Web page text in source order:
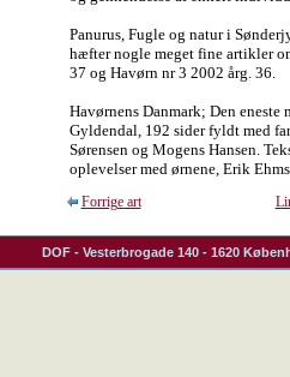
Panurus, Fugle og natur i
hæfter nogle meget fine artikler
37 og Havørn nr 3 2002 årg. 36.
Havørnens Danmark; Den
Gyldendal, 192 sider fyldt med
Sørensen og Mogens Hansen.
oplevelser med ørnene, Erik
Forrige art
DOF - Vesterbrogade 140 - 1620